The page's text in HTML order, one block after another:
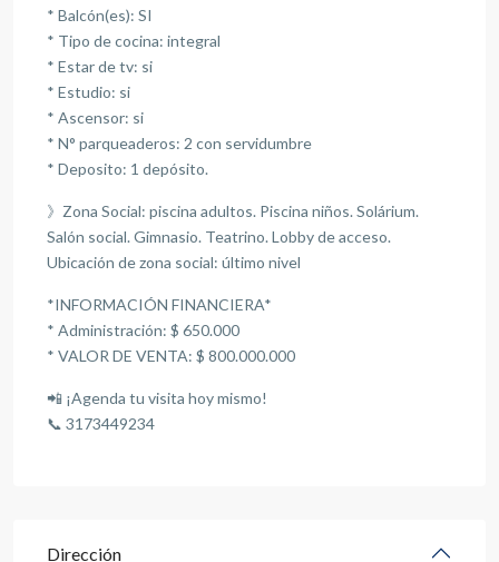
* Balcón(es): SI
* Tipo de cocina: integral
* Estar de tv: si
* Estudio: si
* Ascensor: si
* N° parqueaderos: 2 con servidumbre
* Deposito: 1 depósito.
》Zona Social: piscina adultos. Piscina niños. Solárium.
Salón social. Gimnasio. Teatrino. Lobby de acceso.
Ubicación de zona social: último nivel
*INFORMACIÓN FINANCIERA*
* Administración: $ 650.000
* VALOR DE VENTA: $ 800.000.000
📲 ¡Agenda tu visita hoy mismo!
📞 3173449234
Dirección